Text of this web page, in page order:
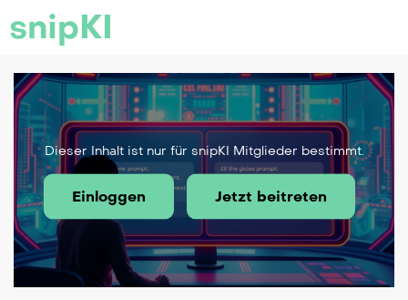
snipKI
Dieser Inhalt ist nur für snipKI Mitglieder bestimmt.
Einloggen Jetzt beitreten